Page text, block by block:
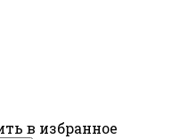
в избранное